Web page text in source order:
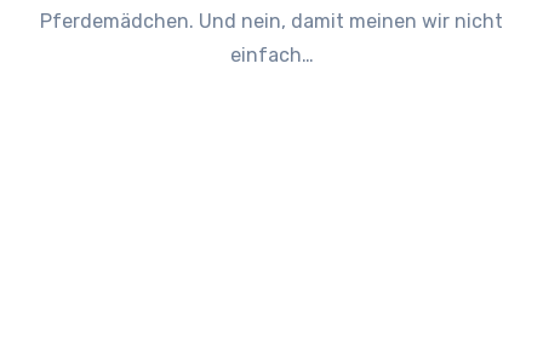
Pferdemädchen. Und nein, damit meinen wir nicht
einfach…